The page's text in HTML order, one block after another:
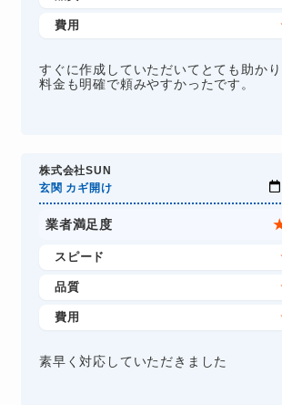
費用
すぐに作成していただいてとても助かり
料金も明確で頼みやすかったです。
株式会社SUN
玄関 カギ開け
業者満足度
スピード
品質
費用
素早く対応していただきました